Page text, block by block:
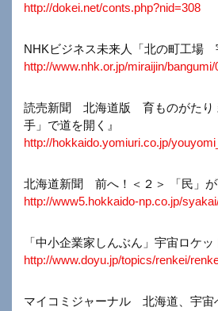
http://dokei.net/conts.php?nid=308
NHKビジネス未来人「北の町工場
http://www.nhk.or.jp/miraijin/
読売新聞 北海道版 育ものがたり
手」で道を開く』
http://hokkaido.yomiuri.co.jp/
北海道新聞 前へ！＜２＞ 「民」
http://www5.hokkaido-np.co.jp/
「中小企業家しんぶん」宇宙ロケ
http://www.doyu.jp/topics/renkei/
マイコミジャーナル 北海道、宇宙